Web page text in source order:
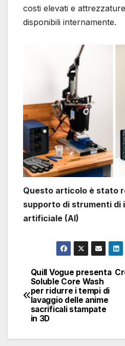
costi elevati e
disponibili internamente.
Questo articolo è stato
supporto di strumenti di
artificiale (AI)
Navigazione
articoli
Quill Vogue presenta
Soluble Core Wash
per ridurre i tempi di
lavaggio delle anime
sacrificali stampate
in 3D